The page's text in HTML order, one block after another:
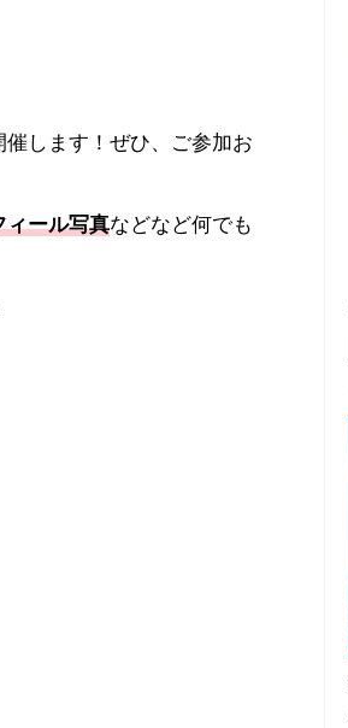
します！ぜひ、ご参加お
ィール写真などなど何でも